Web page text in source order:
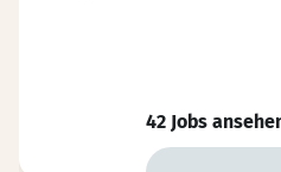
42 Jobs